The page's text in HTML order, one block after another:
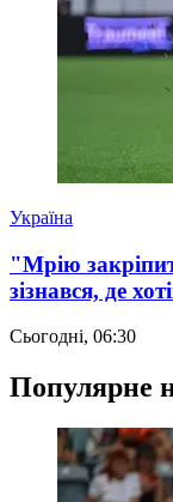
Україна
"Мрію
зізнався, де
Сьогодні, 06:30
Популярне